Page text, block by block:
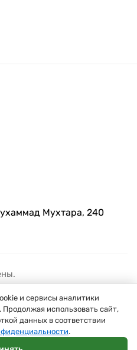
Мухтара, 240
и сервисы аналитики
использовать сайт,
данных в соответствии
.